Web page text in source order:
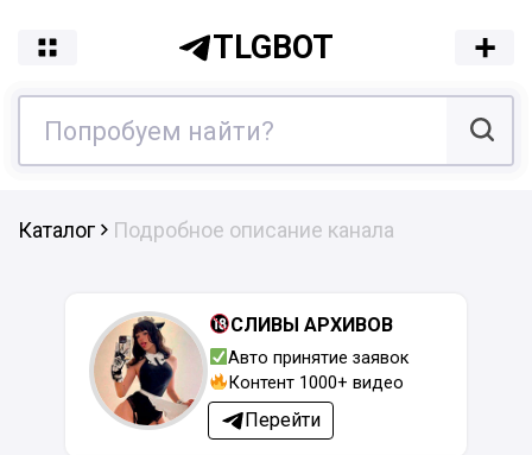
TLGBOT
Каталог Подробное описание канала
СЛИВЫ АРХИВОВ
Авто принятие заявок
Контент 1000+ видео
Перейти